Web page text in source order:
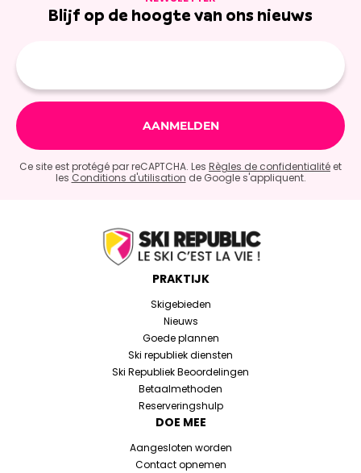
Blijf op de hoogte van ons nieuws
Ce site est protégé par reCAPTCHA. Les Règles de confidentialité et
les Conditions d'utilisation de Google s'appliquent.
PRAKTIJK
Skigebieden
Nieuws
Goede plannen
Ski republiek diensten
Ski Republiek Beoordelingen
Betaalmethoden
Reserveringshulp
DOE MEE
Aangesloten worden
Contact opnemen